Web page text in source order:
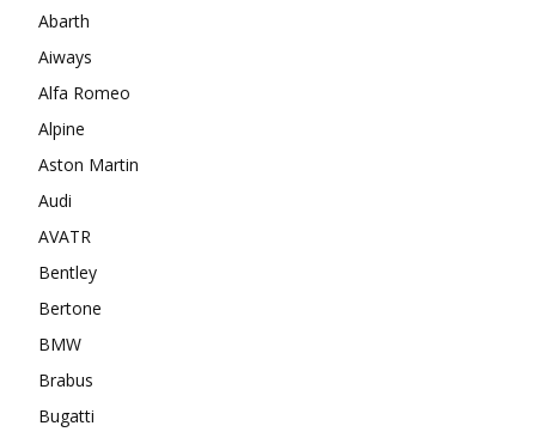
Abarth
Aiways
Alfa Romeo
Alpine
Aston Martin
Audi
AVATR
Bentley
Bertone
BMW
Brabus
Bugatti